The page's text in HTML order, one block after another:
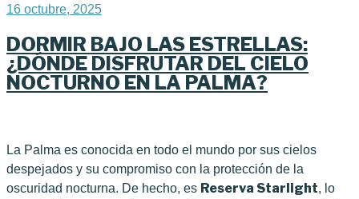
Publicado
16 octubre, 2025
DORMIR BAJO LAS ESTRELLAS:
¿DÓNDE DISFRUTAR DEL CIELO
NOCTURNO EN LA PALMA?
La Palma es conocida en todo el mundo por sus cielos
despejados y su compromiso con la protección de la
oscuridad nocturna. De hecho, es Reserva Starlight, lo